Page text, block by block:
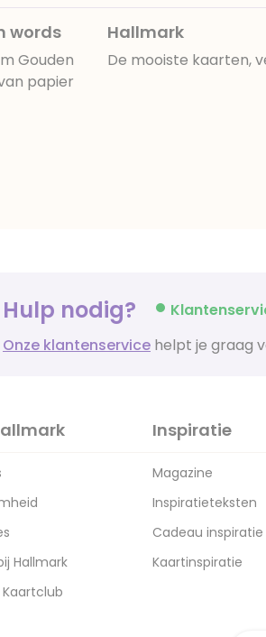
words
Gouden
papier
Hallmark
De mooiste kaarten,
Hulp nodig?
Onze klantenservice helpt je graag
Hallmark
Inspiratie
Magazine
Inspiratieteksten
Cadeau inspiratie
Kaartinspiratie